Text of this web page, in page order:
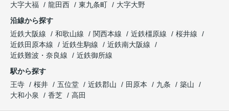
大字大福
龍田西 東九条町
大字大野
沿線から探す
近鉄大阪線
和歌山線 関西本線 近鉄橿原線
桜井線
近鉄田原本線
近鉄生駒線
近鉄南大阪線
近鉄難波・奈良線
近鉄御所線
駅から探す
王寺
桜井 五位堂 近鉄郡山 田原本 九条
築山
大和小泉
香芝 高田